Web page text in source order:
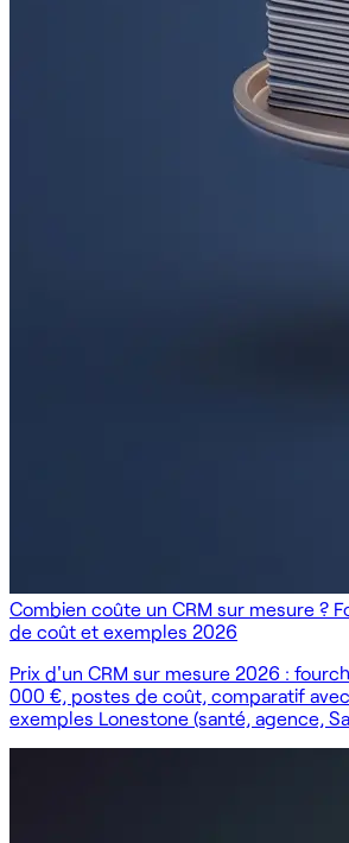
Combien coûte un CRM sur mesure ?
de coût et exemples 2026
Prix d'un CRM sur mesure 2026 :
000 €, postes de coût, comparatif
exemples Lonestone (santé, agence,